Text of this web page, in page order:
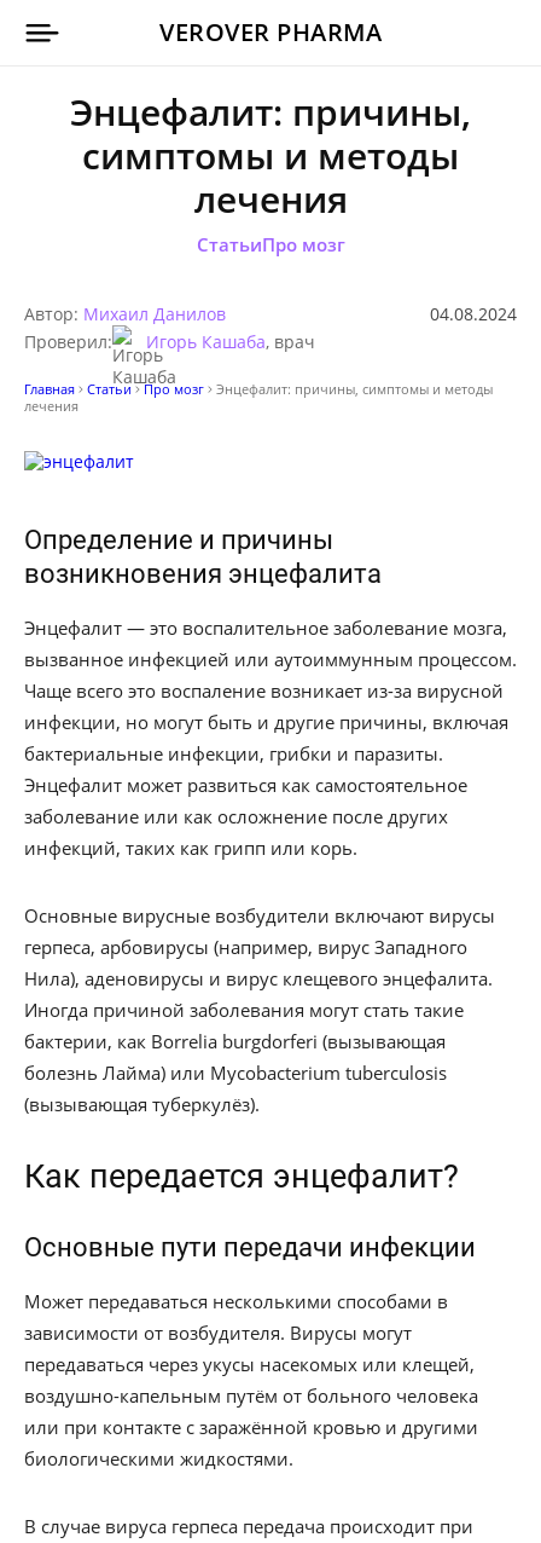
VEROVER PHARMA
Энцефалит: причины,
симптомы и методы
лечения
СтатьиПро мозг
04.08.2024
Автор: Михаил Данилов
Проверил:
Игорь Кашаба, врач
Главная Статьи Про мозг
Энцефалит: причины, симптомы и методы
лечения
Определение и причины
возникновения энцефалита
Энцефалит — это воспалительное заболевание мозга,
вызванное инфекцией или аутоиммунным процессом.
Чаще всего это воспаление возникает из-за вирусной
инфекции, но могут быть и другие причины, включая
бактериальные инфекции, грибки и паразиты.
Энцефалит может развиться как самостоятельное
заболевание или как осложнение после других
инфекций, таких как грипп или корь.
Основные вирусные возбудители включают вирусы
герпеса, арбовирусы (например, вирус Западного
Нила), аденовирусы и вирус клещевого энцефалита.
Иногда причиной заболевания могут стать такие
бактерии, как Borrelia burgdorferi (вызывающая
болезнь Лайма) или Mycobacterium tuberculosis
(вызывающая туберкулёз).
Как передается энцефалит?
Основные пути передачи инфекции
Может передаваться несколькими способами в
зависимости от возбудителя. Вирусы могут
передаваться через укусы насекомых или клещей,
воздушно-капельным путём от больного человека
или при контакте с заражённой кровью и другими
биологическими жидкостями.
В случае вируса герпеса передача происходит при